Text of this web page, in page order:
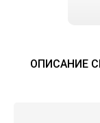
ОПИСАНИЕ